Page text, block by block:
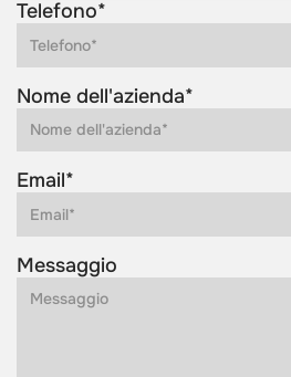
Telefono*
Nome dell'azienda*
Email*
Messaggio